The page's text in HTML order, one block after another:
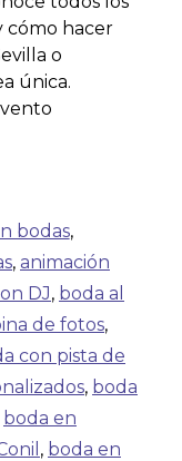
cómo hacer
o
única.
bodas,
, animación
DJ, boda al
de fotos,
con pista de
, boda
boda en
, boda en